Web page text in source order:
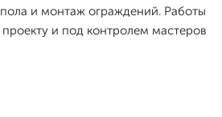
и монтаж ограждений. Работы
и под контролем мастеров